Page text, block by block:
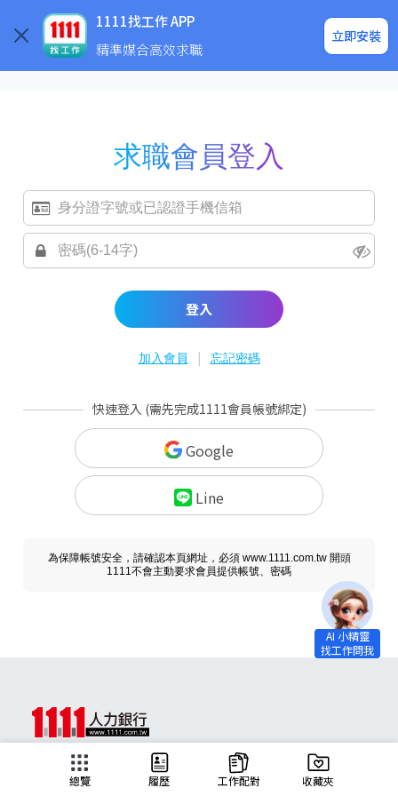
1111找工作 APP
精準媒合高效求職
立即安裝
企業求才
求職會員登入
登入
加入會員 | 忘記密碼
快速登入 (需先完成1111會員帳號綁定)
Google
Line
為保障帳號安全，請確認本頁網址，必須 www.1111.com.tw 開頭
1111不會主動要求會員提供帳號、密碼
總覽 履歷 工作配對 收藏夾